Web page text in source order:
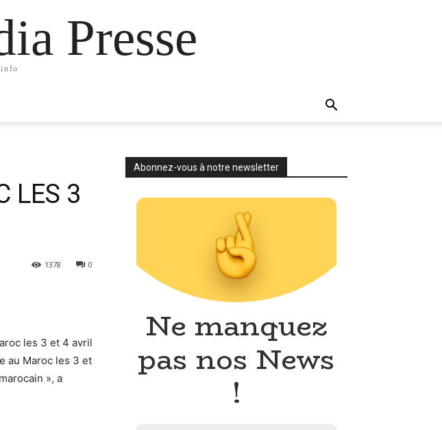
Presse
LES 3
0
1378
les 3 et 4 avril
au Maroc les 3 et
», a
Abonnez-vous à notre newsletter
Ne manquez
pas nos News
!